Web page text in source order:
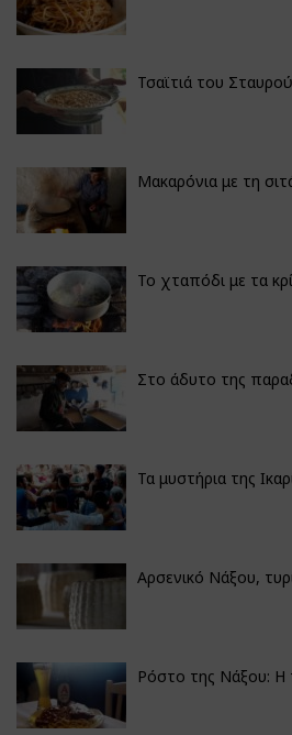
Τσαϊτιά του
Μακαρόνια με τη
Το χταπόδι με τα
Στο άδυτο της
Τα μυστήρια της
Αρσενικό Νάξου,
Ρόστο της Νάξου: Η